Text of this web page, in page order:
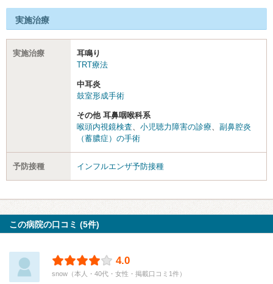
実施治療
実施治療
耳鳴り
TRT療法
中耳炎
鼓室形成手術
その他 耳鼻咽喉科系
喉頭内視鏡検査、 小児聴力障害の診療、 副鼻腔炎
（蓄膿症）の手術
予防接種 インフルエンザ予防接種
この病院の口コミ (5件)
4.0
snow（本人・40代・女性・掲載口コミ1件）